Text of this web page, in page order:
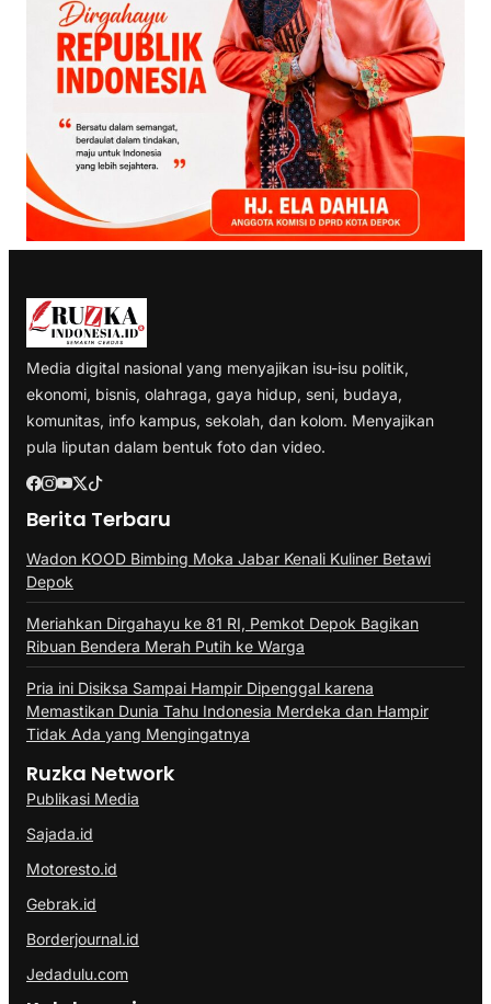
Media digital nasional yang menyajikan isu-isu politik,
ekonomi, bisnis, olahraga, gaya hidup, seni, budaya,
komunitas, info kampus, sekolah, dan kolom. Menyajikan
pula liputan dalam bentuk foto dan video.
Berita Terbaru
Wadon KOOD Bimbing Moka Jabar Kenali Kuliner Betawi
Depok
Meriahkan Dirgahayu ke 81 RI, Pemkot Depok Bagikan
Ribuan Bendera Merah Putih ke Warga
Pria ini Disiksa Sampai Hampir Dipenggal karena
Memastikan Dunia Tahu Indonesia Merdeka dan Hampir
Tidak Ada yang Mengingatnya
Ruzka Network
Publikasi Media
Sajada.id
Motoresto.id
Gebrak.id
Borderjournal.id
Jedadulu.com